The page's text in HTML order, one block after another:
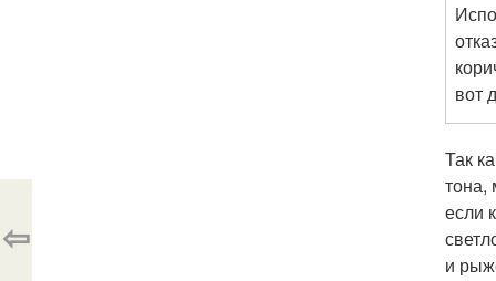
вот
Так
тона,
если
и
⇦